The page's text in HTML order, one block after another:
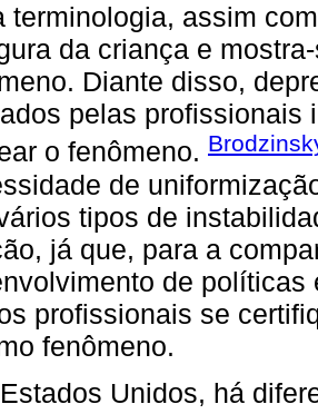
terminologia, assim
da criança e
Diante disso,
pelas profissionais
o fenômeno.
de
tipos de
já que, para a
de
profissionais se
fenômeno.
Unidos, há